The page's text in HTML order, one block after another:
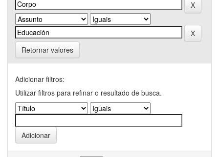
Retornar valores
Adicionar filtros:
Utilizar filtros para refinar o resultado de busca.